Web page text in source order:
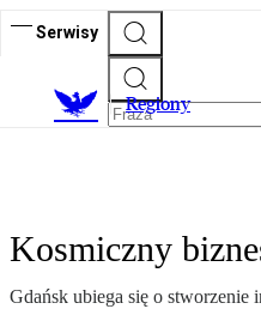
Serwisy
Regiony
Kosmiczny
Gdańsk ubiega się o